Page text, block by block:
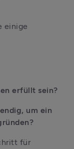
einige
um ein
für